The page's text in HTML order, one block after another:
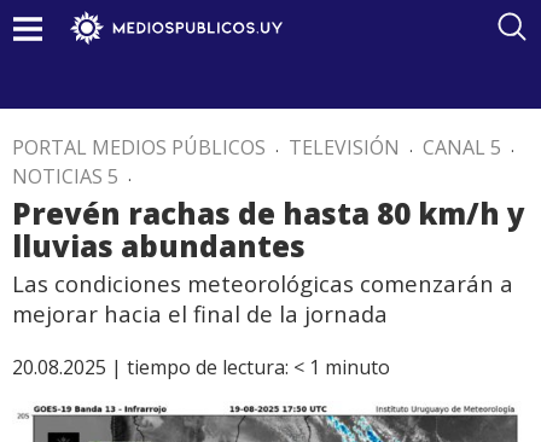
PORTAL MEDIOS PÚBLICOS . TELEVISIÓN . CANAL 5 .
NOTICIAS 5 .
Prevén rachas de hasta 80 km/h y
lluvias abundantes
Las condiciones meteorológicas comenzarán a
mejorar hacia el final de la jornada
20.08.2025 | tiempo de lectura: < 1 minuto